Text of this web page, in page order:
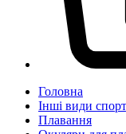
Головна
Інші види
Плавання